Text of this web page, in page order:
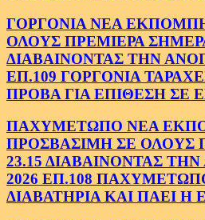
ΓΟΡΓΟΝΙΑ ΝΕΑ
ΟΛΟΥΣ ΠΡΕΜΙΕΡΑ
ΔΙΑΒΑΙΝΟΝΤΑΣ ΤΗΝ
ΕΠ.109 ΓΟΡΓΟΝΙΑ
ΠΡΟΒΑ ΓΙΑ ΕΠΙΘΕΣΗ ΣΕ
ΠΑΧΥΜΕΤΩΠΟ ΝΕΑ
ΠΡΟΣΒΑΣΙΜΗ ΣΕ ΟΛΟΥΣ
23.15 ΔΙΑΒΑΙΝΟΝΤΑΣ
2026 ΕΠ.108
ΔΙΑΒΑΤΗΡΙΑ ΚΑΙ ΠΑΕΙ Η